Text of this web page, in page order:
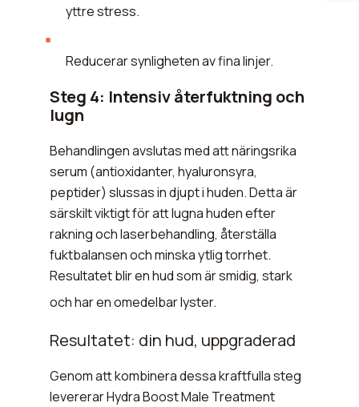
yttre stress.
Reducerar synligheten av fina linjer.
Steg 4: Intensiv återfuktning och
lugn
Behandlingen avslutas med att näringsrika
serum (antioxidanter, hyaluronsyra,
peptider) slussas in djupt i huden. Detta är
särskilt viktigt för att lugna huden efter
rakning och laserbehandling, återställa
fuktbalansen och minska ytlig torrhet.
Resultatet blir en hud som är smidig, stark
och har en omedelbar lyster.
Resultatet: din hud, uppgraderad
Genom att kombinera dessa kraftfulla steg
levererar Hydra Boost Male Treatment